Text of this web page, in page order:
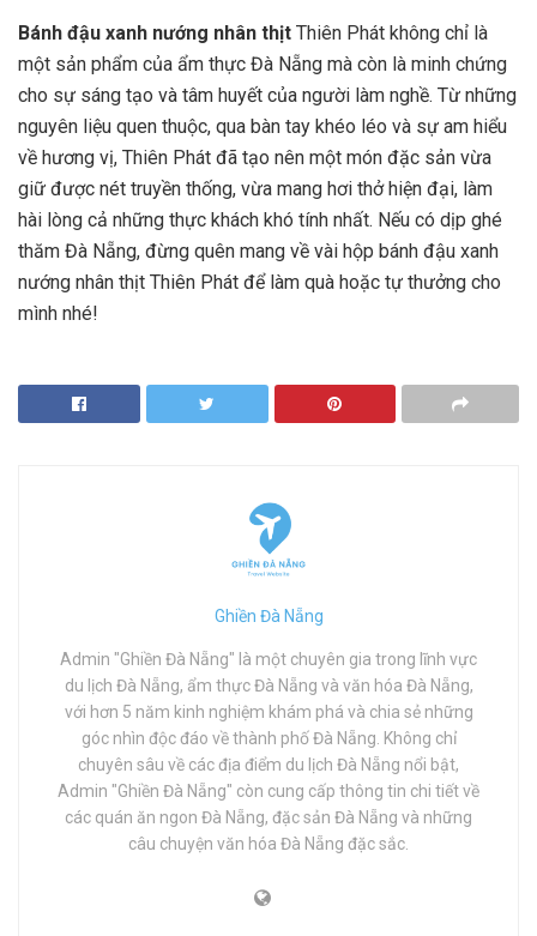
Bánh đậu xanh nướng nhân thịt Thiên Phát không chỉ là
một sản phẩm của ẩm thực Đà Nẵng mà còn là minh chứng
cho sự sáng tạo và tâm huyết của người làm nghề. Từ những
nguyên liệu quen thuộc, qua bàn tay khéo léo và sự am hiểu
về hương vị, Thiên Phát đã tạo nên một món đặc sản vừa
giữ được nét truyền thống, vừa mang hơi thở hiện đại, làm
hài lòng cả những thực khách khó tính nhất. Nếu có dịp ghé
thăm Đà Nẵng, đừng quên mang về vài hộp bánh đậu xanh
nướng nhân thịt Thiên Phát để làm quà hoặc tự thưởng cho
mình nhé!
Ghiền Đà Nẵng
Admin "Ghiền Đà Nẵng" là một chuyên gia trong lĩnh vực
du lịch Đà Nẵng, ẩm thực Đà Nẵng và văn hóa Đà Nẵng,
với hơn 5 năm kinh nghiệm khám phá và chia sẻ những
góc nhìn độc đáo về thành phố Đà Nẵng. Không chỉ
chuyên sâu về các địa điểm du lịch Đà Nẵng nổi bật,
Admin "Ghiền Đà Nẵng" còn cung cấp thông tin chi tiết về
các quán ăn ngon Đà Nẵng, đặc sản Đà Nẵng và những
câu chuyện văn hóa Đà Nẵng đặc sắc.